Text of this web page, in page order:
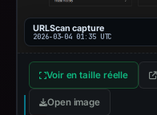
URLScan capture
2026-03-04 01:35 UTC
Voir en taille réelle
Open image